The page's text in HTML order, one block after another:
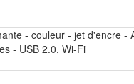
- couleur - jet d'encre
- USB 2.0, Wi-Fi